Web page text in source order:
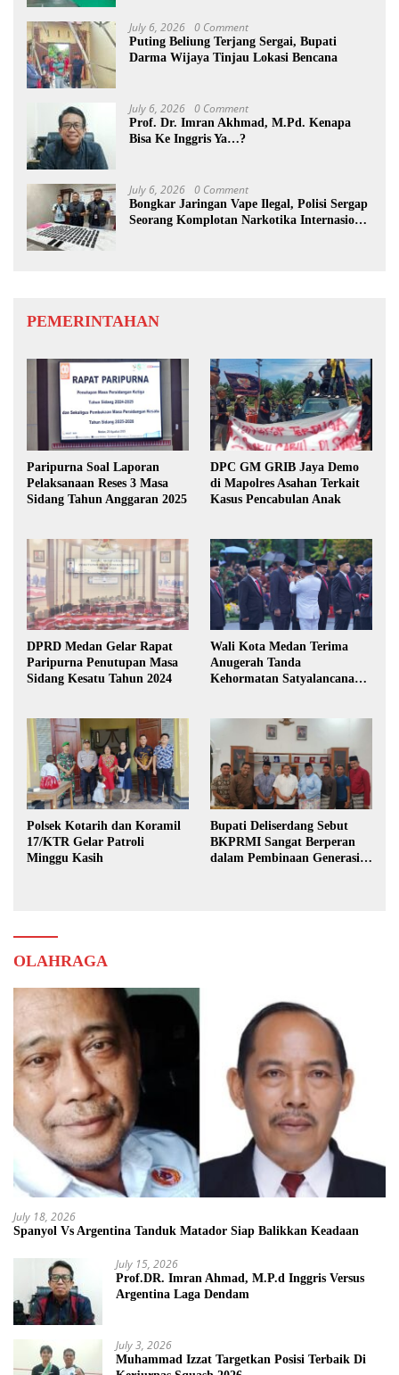
July 6, 2026 0 Comment
Puting Beliung Terjang Sergai, Bupati
Darma Wijaya Tinjau Lokasi Bencana
July 6, 2026 0 Comment
Prof. Dr. Imran Akhmad, M.Pd. Kenapa
Bisa Ke Inggris Ya…?
July 6, 2026 0 Comment
Bongkar Jaringan Vape Ilegal, Polisi Sergap
Seorang Komplotan Narkotika Internasional
PEMERINTAHAN
Paripurna Soal Laporan
Pelaksanaan Reses 3 Masa
Sidang Tahun Anggaran 2025
DPC GM GRIB Jaya Demo
di Mapolres Asahan Terkait
Kasus Pencabulan Anak
DPRD Medan Gelar Rapat
Paripurna Penutupan Masa
Sidang Kesatu Tahun 2024
Wali Kota Medan Terima
Anugerah Tanda
Kehormatan Satyalancana
Polsek Kotarih dan Koramil
17/KTR Gelar Patroli
Minggu Kasih
Bupati Deliserdang Sebut
BKPRMI Sangat Berperan
dalam Pembinaan Generasi
OLAHRAGA
July 18, 2026
Spanyol Vs Argentina Tanduk Matador Siap Balikkan Keadaan
July 15, 2026
Prof.DR. Imran Ahmad, M.P.d Inggris Versus
Argentina Laga Dendam
July 3, 2026
Muhammad Izzat Targetkan Posisi Terbaik Di